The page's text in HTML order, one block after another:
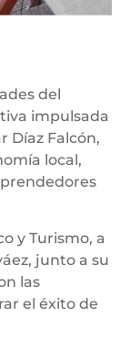
del
impulsada
Díaz Falcón,
local,
y Turismo, a
junto a su
las
el éxito de